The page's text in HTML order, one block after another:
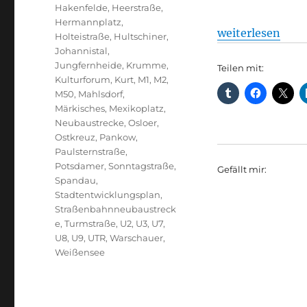
„Sachstand der
weiterlesen
Teilen mit:
Gefällt mir:
Hakenfelde, Heerstraße,
Hermannplatz,
Holteistraße, Hultschiner,
Johannistal,
Jungfernheide, Krumme,
Kulturforum, Kurt, M1, M2,
M50, Mahlsdorf,
Märkisches, Mexikoplatz,
Neubaustrecke,Osloer,
Ostkreuz, Pankow,
Paulsternstraße,
Potsdamer,Sonntagstraße,
Spandau,
Stadtentwicklungsplan,
Straßenbahnneubaustreck
e,Turmstraße, U2, U3, U7,
U8, U9, UTR,Warschauer,
Weißensee